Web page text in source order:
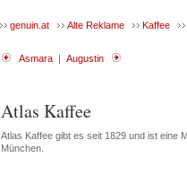
genuin.at Alte Reklame Kaffee
Asmara | Augustin
Atlas Kaffee
Atlas Kaffee gibt es seit 1829 und ist eine
München.